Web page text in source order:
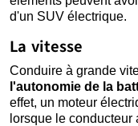
d'un SUV électrique.
La vitesse
Conduire à grande
l'autonomie de la
effet, un moteur
lorsque le